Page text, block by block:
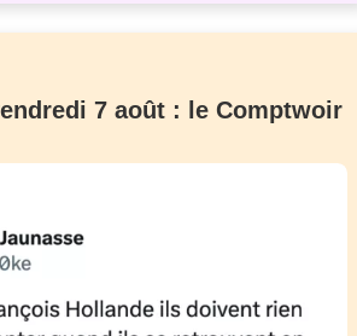
7 août : le Comptwoir